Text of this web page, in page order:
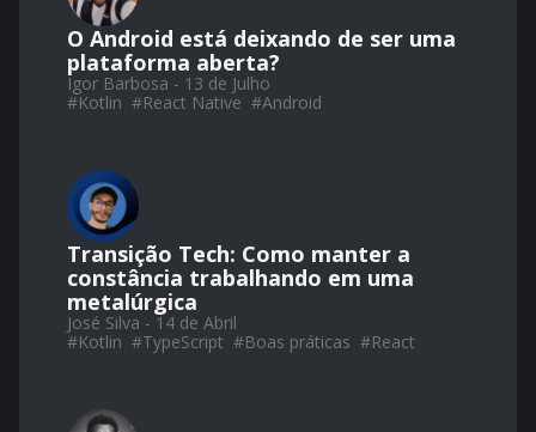
O Android está deixando de ser uma
plataforma aberta?
Igor Barbosa - 13 de Julho
#Kotlin #React Native #Android
Transição Tech: Como manter a
constância trabalhando em uma
metalúrgica
José Silva - 14 de Abril
#Kotlin #TypeScript #Boas práticas #React